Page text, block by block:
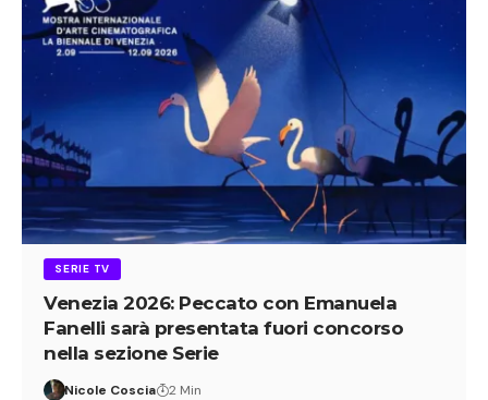
SERIE TV
Venezia 2026: Peccato con Emanuela
Fanelli sarà presentata fuori concorso
nella sezione Serie
Nicole Coscia 2 Min